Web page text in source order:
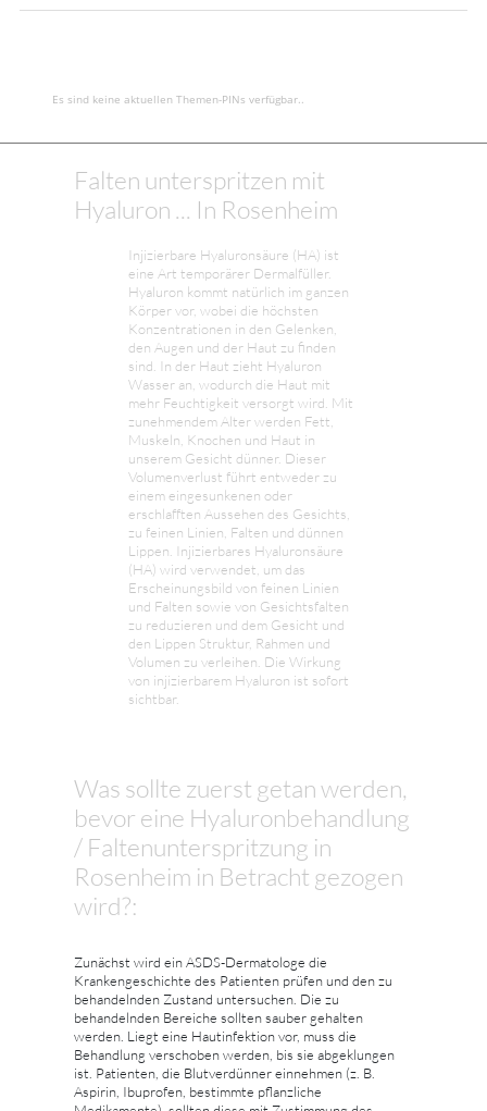
Es sind keine aktuellen Themen-PINs verfügbar..
Falten unterspritzen mit
Hyaluron ... In Rosenheim
Injizierbare Hyaluronsäure (HA) ist
eine Art temporärer Dermalfüller.
Hyaluron kommt natürlich im ganzen
Körper vor, wobei die höchsten
Konzentrationen in den Gelenken,
den Augen und der Haut zu finden
sind. In der Haut zieht Hyaluron
Wasser an, wodurch die Haut mit
mehr Feuchtigkeit versorgt wird. Mit
zunehmendem Alter werden Fett,
Muskeln, Knochen und Haut in
unserem Gesicht dünner. Dieser
Volumenverlust führt entweder zu
einem eingesunkenen oder
erschlafften Aussehen des Gesichts,
zu feinen Linien, Falten und dünnen
Lippen. Injizierbares Hyaluronsäure
(HA) wird verwendet, um das
Erscheinungsbild von feinen Linien
und Falten sowie von Gesichtsfalten
zu reduzieren und dem Gesicht und
den Lippen Struktur, Rahmen und
Volumen zu verleihen. Die Wirkung
von injizierbarem Hyaluron ist sofort
sichtbar.
Was sollte zuerst getan werden,
bevor eine Hyaluronbehandlung
/ Faltenunterspritzung in
Rosenheim in Betracht gezogen
wird?:
Zunächst wird ein ASDS-Dermatologe die
Krankengeschichte des Patienten prüfen und den zu
behandelnden Zustand untersuchen. Die zu
behandelnden Bereiche sollten sauber gehalten
werden. Liegt eine Hautinfektion vor, muss die
Behandlung verschoben werden, bis sie abgeklungen
ist. Patienten, die Blutverdünner einnehmen (z. B.
Aspirin, Ibuprofen, bestimmte pflanzliche